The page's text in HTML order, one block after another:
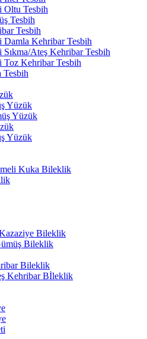
Oltu Tesbih
Tesbih
Tesbih
Damla Kehribar Tesbih
Sıkma/Ateş Kehribar Tesbih
Toz Kehribar Tesbih
Yüzük
Yüzük
Yüzük
Kuka Bileklik
Bileklik
Bileklik
Bileklik
Kehribar Bİleklik